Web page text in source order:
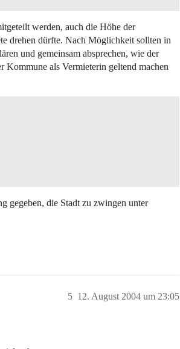
werden, auch die Höhe der
drehen dürfte. Nach Möglichkeit sollten in
und gemeinsam absprechen, wie der
Kommune als Vermieterin geltend machen
gegeben, die Stadt zu zwingen unter
12. August 2004 um 23:05
5